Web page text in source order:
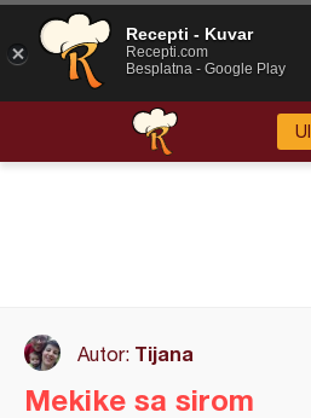
Autor: Tijana
Mekike sa sirom
Recepti - Kuvar
Recepti.com
Besplatna - Google Play